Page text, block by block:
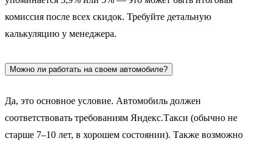
комиссия после всех скидок. Требуйте детальную
калькуляцию у менеджера.
Можно ли работать на своем автомобиле?
Да, это основное условие. Автомобиль должен
соответствовать требованиям Яндекс.Такси (обычно не
старше 7–10 лет, в хорошем состоянии). Также возможно